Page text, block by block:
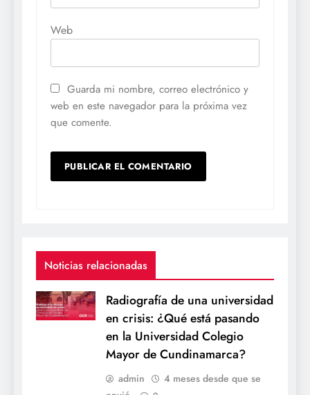
Web
Guarda mi nombre, correo electrónico y
web en este navegador para la próxima vez
que comente.
Noticias relacionadas
Radiografía de una universidad
en crisis: ¿Qué está pasando
en la Universidad Colegio
Mayor de Cundinamarca?
admin
4 meses desde que se